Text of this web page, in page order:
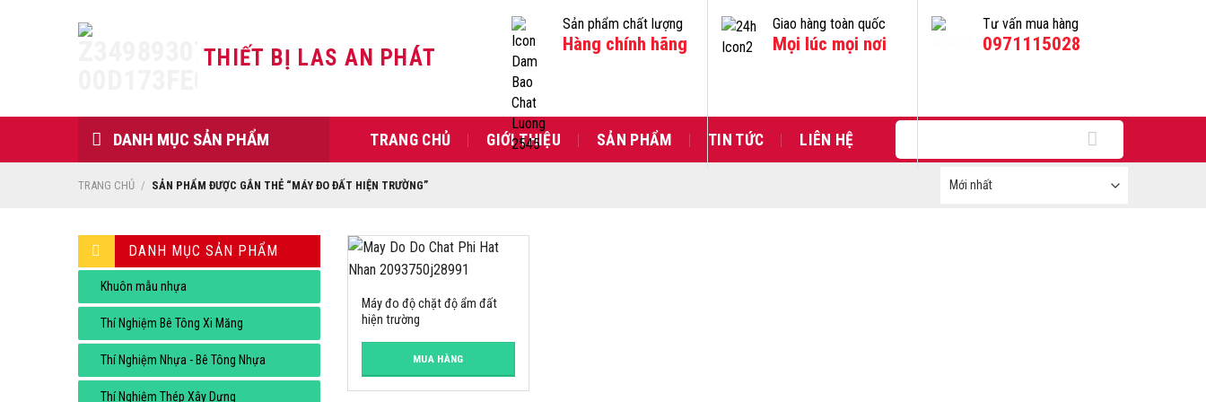
THIẾT BỊ LAS AN PHÁT
Sản phẩm chất lượng
Hàng chính hãng
Giao hàng toàn quốc
Mọi lúc mọi nơi
Tư vấn mua hàng
0971115028
DANH MỤC SẢN PHẨM TRANG CHỦ GIỚI THIỆU SẢN PHẨM TIN TỨC LIÊN HỆ
kiếm:
TRANG CHỦ / SẢN PHẨM ĐƯỢC GẮN THẺ “MÁY ĐO ĐẤT HIỆN TRƯỜNG”
DANH MỤC SẢN PHẨM
Khuôn mẫu nhựa
Thí Nghiệm Bê Tông Xi Măng
Thí Nghiệm Nhựa - Bê Tông Nhựa
Thí Nghiệm Thép Xây Dựng
Máy đo độ chặt độ ẩm đất
hiện trường
MUA HÀNG